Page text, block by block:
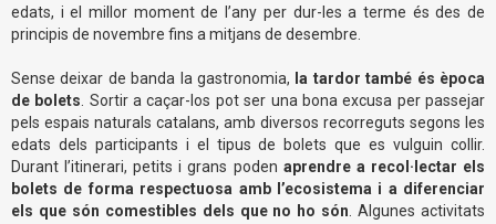
edats, i el millor moment de l’any per dur-les a terme és des de
principis de novembre fins a mitjans de desembre.
Sense deixar de banda la gastronomia, la tardor també és època
de bolets . Sortir a caçar-los pot ser una bona excusa per passejar
pels espais naturals catalans, amb diversos recorreguts segons les
edats dels participants i el tipus de bolets que es vulguin collir.
Durant l’itinerari, petits i grans poden aprendre a recol·lectar els
bolets de forma respectuosa amb l’ecosistema i a diferenciar
els que són comestibles dels que no ho són . Algunes activitats